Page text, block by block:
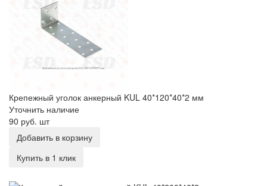
Крепежный уголок анкерный KUL 40*120*40*2 мм
Уточнить наличие
90 руб. шт
Добавить в корзину
Купить в 1 клик